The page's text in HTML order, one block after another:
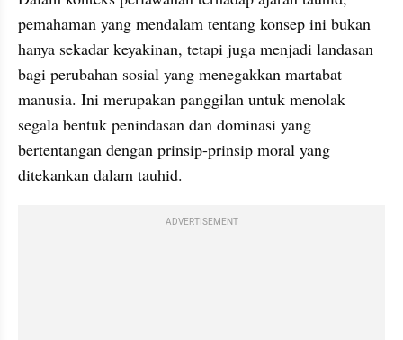
pemahaman yang mendalam tentang konsep ini bukan
hanya sekadar keyakinan, tetapi juga menjadi landasan
bagi perubahan sosial yang menegakkan martabat
manusia. Ini merupakan panggilan untuk menolak
segala bentuk penindasan dan dominasi yang
bertentangan dengan prinsip-prinsip moral yang
ditekankan dalam tauhid.
ADVERTISEMENT